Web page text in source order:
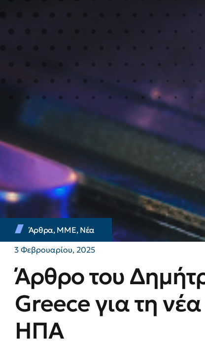
Άρθρα, ΜΜΕ, Νέα
3 Φεβρουαρίου, 2025
Άρθρο του
Greece για τη
ΗΠΑ